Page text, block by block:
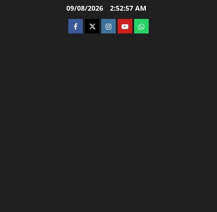
09/08/2026 2:52:58 AM
facebooktwitterinstagram.com
youtubewhatsapp